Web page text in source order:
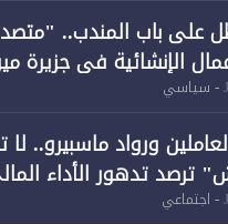
على باب المندب..
الإنشائية في جزيرة
- سياسي
ورواد ماسبيرو..
تدهور الأداء
- اجتماعي